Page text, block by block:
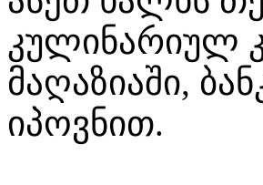
კულინარიულ
მაღაზიაში,
იპოვნით.